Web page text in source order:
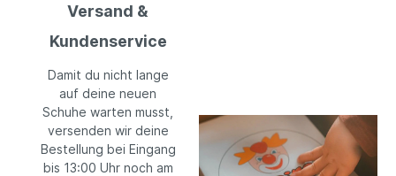
Versand &
Kundenservice
Damit du nicht lange
auf deine neuen
Schuhe warten musst,
versenden wir deine
Bestellung bei Eingang
bis 13:00 Uhr noch am